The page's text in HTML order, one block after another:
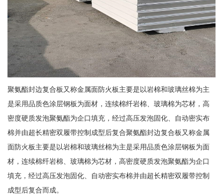
聚氨酯封边复合板又称金属面防火板主要是以岩棉和玻璃丝棉为主
是采用品质色涂层钢板为面材，连续棉纤岩棉、玻璃棉为芯材，高
密度硬质发泡聚氨酯为企口填充，经过高压发泡固化、自动密实布
棉并由超长精密双履带控制成型后复合聚氨酯封边复合板又称金属
面防火板主要是以岩棉和玻璃丝棉为主是采用品质色涂层钢板为面
材，连续棉纤岩棉、玻璃棉为芯材，高密度硬质发泡聚氨酯为企口
填充，经过高压发泡固化、自动密实布棉并由超长精密双履带控制
成型后复合而成。